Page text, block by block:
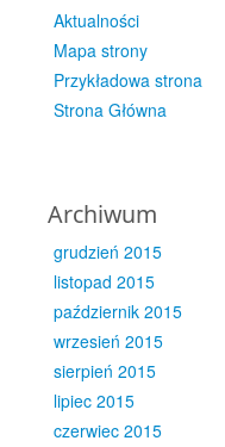
Aktualności
Mapa strony
Przykładowa strona
Strona Główna
Archiwum
grudzień 2015
listopad 2015
październik 2015
wrzesień 2015
sierpień 2015
lipiec 2015
czerwiec 2015